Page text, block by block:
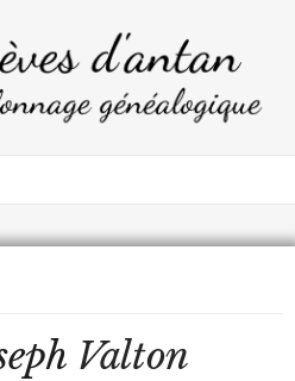
Valton